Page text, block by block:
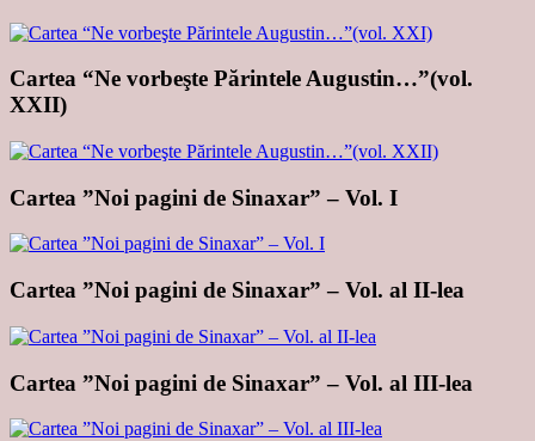
Cartea “Ne vorbeşte Părintele Augustin…”(vol.
XXII)
Cartea ”Noi pagini de Sinaxar” – Vol. I
Cartea ”Noi pagini de Sinaxar” – Vol. al II-lea
Cartea ”Noi pagini de Sinaxar” – Vol. al III-lea